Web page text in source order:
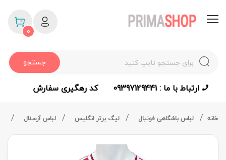
جستجو
0
ارتباط با ما : 09397129441 کد رهگیری سفارش
خانه لباس باشگاهی فوتبال لیگ برتر انگلیس لباس آرسنال